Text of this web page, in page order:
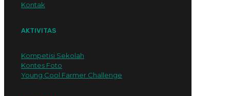
Kontak
AKTIVITAS
Kompetisi Sekolah
Kontes Foto
Young Cool Farmer Challenge